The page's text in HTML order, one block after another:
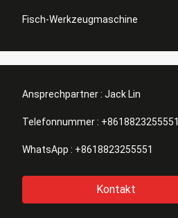
Fisch-Werkzeugmaschine
Ansprechpartner : Jack Lin
Telefonnummer : +8618823255551
WhatsApp : +8618823255551
Kontakt